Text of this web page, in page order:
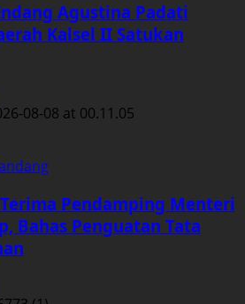
Agustina Padati
Kalsel II Satukan
Pendamping Menteri
Bahas Penguatan Tata